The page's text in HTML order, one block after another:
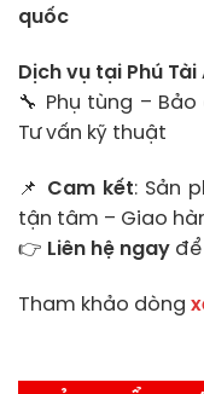
quốc
Dịch vụ tại Phú Tài
🔧 Phụ tùng –
Tư vấn kỹ thuật
📌 Cam kết: Sản
tận tâm – Giao
👉 Liên hệ ngay
Tham khảo dòng